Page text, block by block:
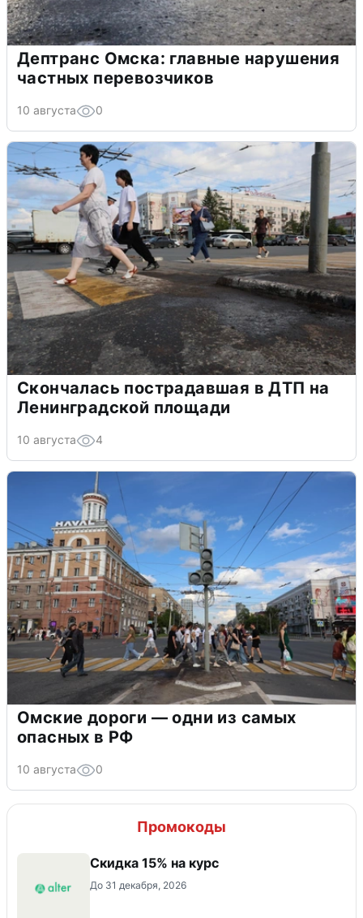
Дептранс Омска: главные нарушения
частных перевозчиков
10 августа 0
Скончалась пострадавшая в ДТП на
Ленинградской площади
10 августа 4
Омские дороги — одни из самых
опасных в РФ
10 августа 0
Промокоды
Скидка 15% на курс
До 31 декабря, 2026